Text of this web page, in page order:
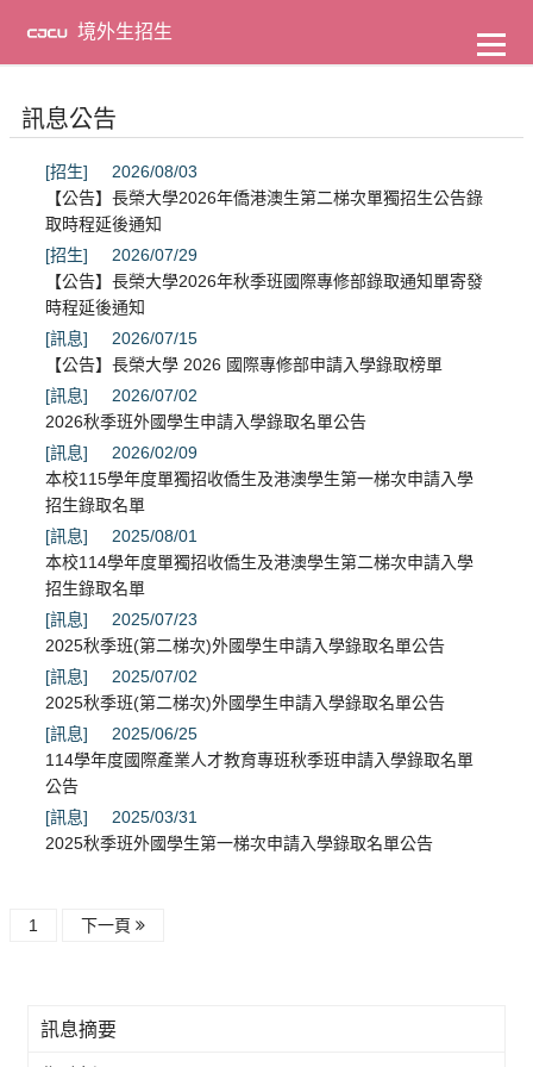
主
容
境外生招生
訊息公告
[招生]
2026/08/03
【公告】長榮大學2026年僑港澳生第二梯次單獨招生公告錄
取時程延後通知
[招生]
2026/07/29
【公告】長榮大學2026年秋季班國際專修部錄取通知單寄發
時程延後通知
[訊息]
2026/07/15
【公告】長榮大學 2026 國際專修部申請入學錄取榜單
[訊息]
2026/07/02
2026秋季班外國學生申請入學錄取名單公告
[訊息]
2026/02/09
本校115學年度單獨招收僑生及港澳學生第一梯次申請入學
招生錄取名單
[訊息]
2025/08/01
本校114學年度單獨招收僑生及港澳學生第二梯次申請入學
招生錄取名單
[訊息]
2025/07/23
2025秋季班(第二梯次)外國學生申請入學錄取名單公告
[訊息]
2025/07/02
2025秋季班(第二梯次)外國學生申請入學錄取名單公告
[訊息]
2025/06/25
114學年度國際產業人才教育專班秋季班申請入學錄取名單
公告
[訊息]
2025/03/31
2025秋季班外國學生第一梯次申請入學錄取名單公告
1 下一頁
訊息摘要